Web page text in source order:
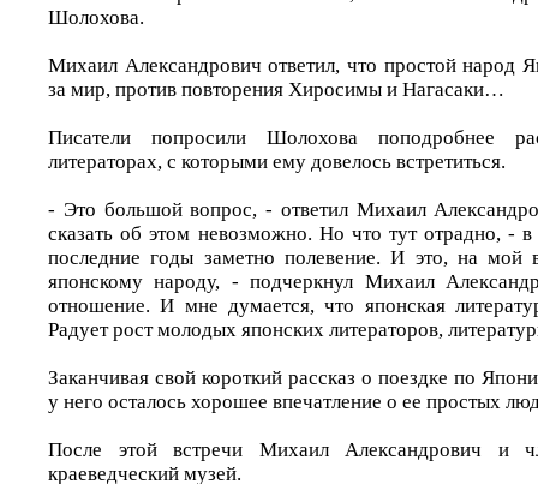
Шолохова.
Михаил Александрович ответил, что простой народ
за мир, против повторения Хиросимы и Нагасаки…
Писатели попросили Шолохова поподробнее
литераторах, с которыми ему довелось встретиться.
- Это большой вопрос, - ответил Михаил
сказать об этом невозможно. Но что тут отрадно, - в
последние годы заметно полевение. И это, на мой
японскому народу, - подчеркнул Михаил
отношение. И мне думается, что японская
Радует рост молодых японских литераторов,
Заканчивая свой короткий рассказ о поездке по
у него осталось хорошее впечатление о ее простых
После этой встречи Михаил Александрович и
краеведческий музей.